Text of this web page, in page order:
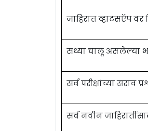
जाहिरात व्हाटसऍप
सध्या चालू असलेल्या
सर्व परीक्षांच्या सराव
सर्व नवीन